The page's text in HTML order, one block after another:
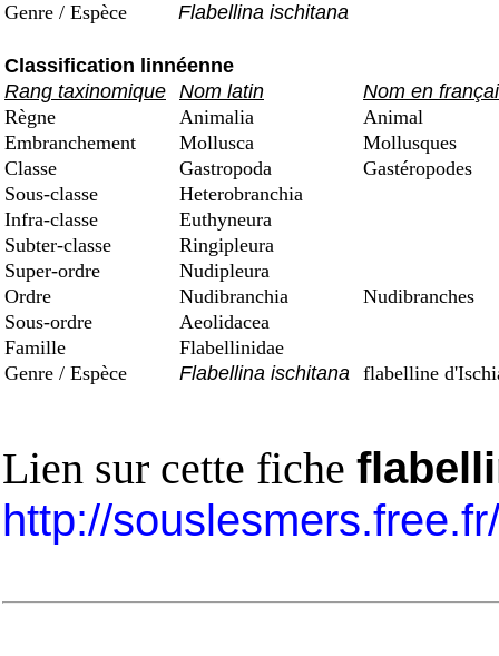
Genre / Espèce
Flabellina ischitana
Classification linnéenne
Rang taxinomique Nom latin
Nom en
Règne
Animalia
Animal
Embranchement
Mollusca
Mollusques
Classe
Gastropoda
Gastéropodes
Sous-classe
Heterobranchia
Infra-classe
Euthyneura
Subter-classe
Ringipleura
Super-ordre
Nudipleura
Ordre
Nudibranchia
Nudibranches
Sous-ordre
Aeolidacea
Famille
Flabellinidae
Genre / Espèce
Flabellina ischitana flabelline
Lien sur cette fiche
http://